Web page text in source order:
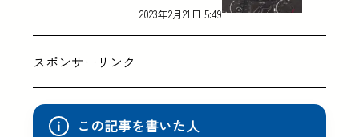
2023年2月21日 5:49
スポンサーリンク
この記事を書いた人